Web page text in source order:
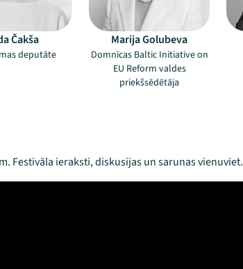
Čakša
deputāte
Marija Golubeva
Domnīcas Baltic Initiative on
EU Reform valdes
priekšsēdētāja
Festivāla ieraksti, diskusijas un sarunas vienuviet.